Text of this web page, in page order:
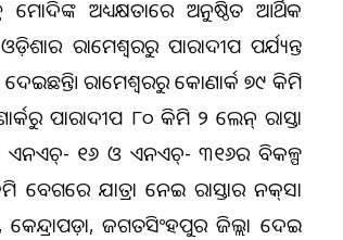
ମୋଦିଙ୍କ ଅଧ୍ୟକ୍ଷତାରେ ଅନୁଷ୍ଠିତ ଆର୍ଥିକ
ରାମେଶ୍ୱରରୁ ପାରାଦୀପ ପର୍ଯ୍ୟନ୍ତ
ରାମେଶ୍ବରରୁ କୋଣାର୍କ ୭୯ କିମି
ପାରାଦୀପ ୮୦ କିମି ୨ ଲେନ୍ ରାସ୍ତା
୧୬ ଓ ଏନଏଚ୍- ୩୧୬ର ବିକଳ୍ପ
ଯାତ୍ରା ନେଇ ରାସ୍ତାର ନକ୍‌ସା
କେନ୍ଦ୍ରାପଡ଼ା, ଜଗତସିଂହପୁର ଜିଲ୍ଲା ଦେଇ